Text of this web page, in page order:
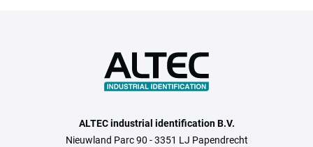
ALTEC industrial identification B.V.
Nieuwland Parc 90 - 3351 LJ Papendrecht